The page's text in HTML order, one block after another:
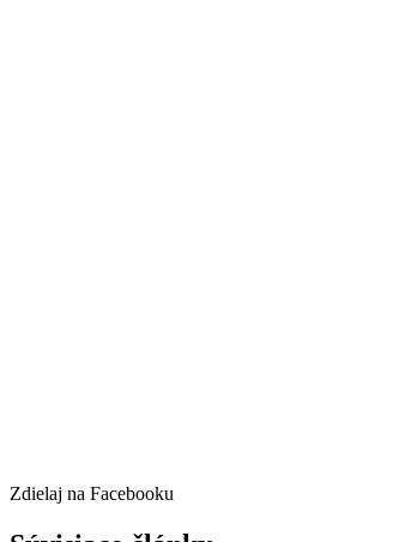
Zdielaj na Facebooku